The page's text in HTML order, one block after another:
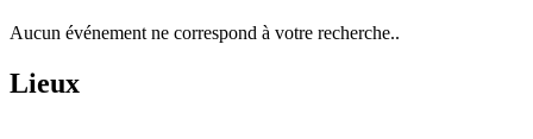
Aucun événement ne correspond à votre recherche..
Lieux